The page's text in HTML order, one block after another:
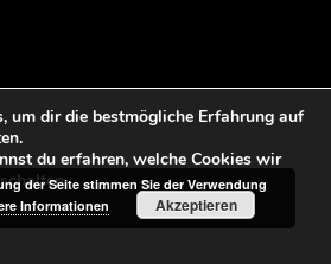
um dir die bestmögliche Erfahrung auf
du erfahren, welche Cookies wir
der Seite stimmen Sie der Verwendung
Informationen Akzeptieren